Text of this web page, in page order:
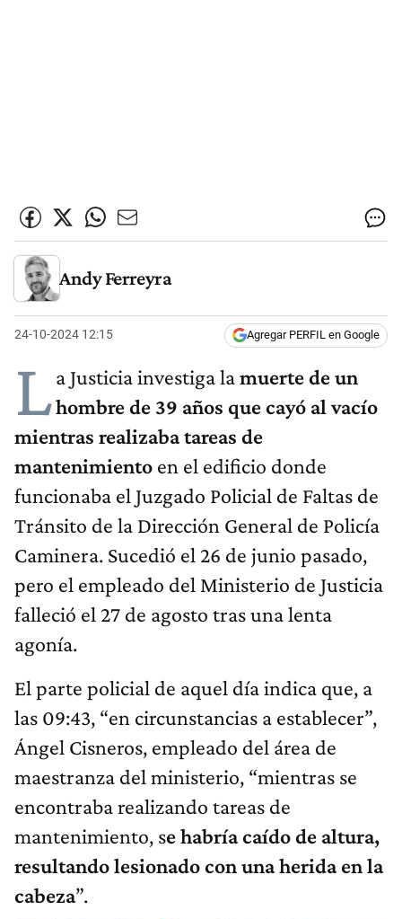
Andy Ferreyra
24-10-2024 12:15 Agregar PERFIL en Google
La Justicia investiga lamuerte de un
hombre de 39 años que cayó al vacío
mientras realizaba tareas de
mantenimiento en el edificio donde
funcionaba el Juzgado Policial de Faltas de
Tránsito de la Dirección General de Policía
Caminera. Sucedió el 26 de junio pasado,
pero el empleado del Ministerio de Justicia
falleció el 27 de agosto tras una lenta
agonía.
El parte policial de aquel día indica que, a
las 09:43, “en circunstancias a establecer”,
Ángel Cisneros, empleado del área de
maestranza del ministerio, “mientras se
encontraba realizando tareas de
mantenimiento, se habría caído de altura,
resultando lesionado con una herida en la
cabeza”.